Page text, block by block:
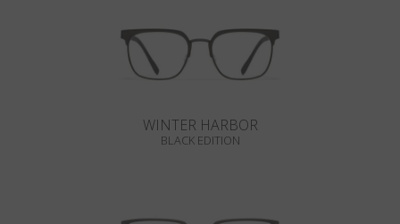
WINTER HARBOR
BLACK EDITION